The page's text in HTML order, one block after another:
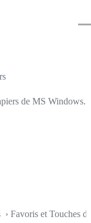
de MS Windows.
Favoris et Touches de